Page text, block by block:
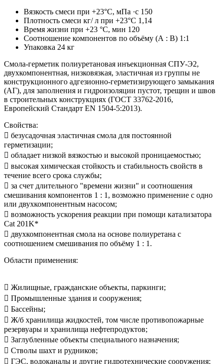
Вязкость смеси при +23°C, мПа ·с 150
Плотность смеси кг/ л при +23°C 1,14
Время жизни при +23 °С, мин 120
Соотношение компонентов по объёму (А : В) 1:1
Упаковка 24 кг
Смола-герметик полиуретановая инъекционная СПУ-Э2,
двухкомпонентная, низковязкая, эластичная из группы не
конструкционного адгезионно-герметизирующего замыкания
(АГ), для заполнения и гидроизоляции пустот, трещин и швов
в строительных конструкциях (ГОСТ 33762-2016,
Европейский Стандарт EN 1504-5:2013).
Свойства:
 безусадочная эластичная смола для постоянной
герметизации;
 обладает низкой вязкостью и высокой проницаемостью;
 высокая химическая стойкость и стабильность свойств в
течение всего срока службы;
 за счет длительного "времени жизни" и соотношения
смешивания компонентов 1 : 1, возможно применение с одно
или двухкомпонентным насосом;
 возможность ускорения реакции при помощи катализатора
Cat 201K*
 двухкомпонентная смола на основе полиуретана с
соотношением смешивания по объёму 1 : 1.
Области применения:
 Жилищные, гражданские объекты, паркинги;
 Промышленные здания и сооружения;
 Бассейны;
 Ж/б хранилища жидкостей, том числе противопожарные
резервуары и хранилища нефтепродуктов;
 Заглубленные объекты специального назначения;
 Стволы шахт и рудников;
 ГЭС, водоканалы и другие гидротехнические сооружения;